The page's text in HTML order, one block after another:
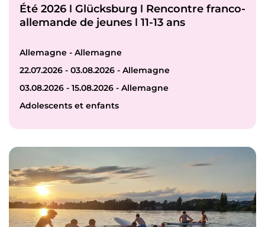
Été 2026 ǀ Glücksburg ǀ Rencontre franco-
allemande de jeunes ǀ 11-13 ans
Allemagne - Allemagne
22.07.2026 - 03.08.2026 - Allemagne
03.08.2026 - 15.08.2026 - Allemagne
Adolescents et enfants